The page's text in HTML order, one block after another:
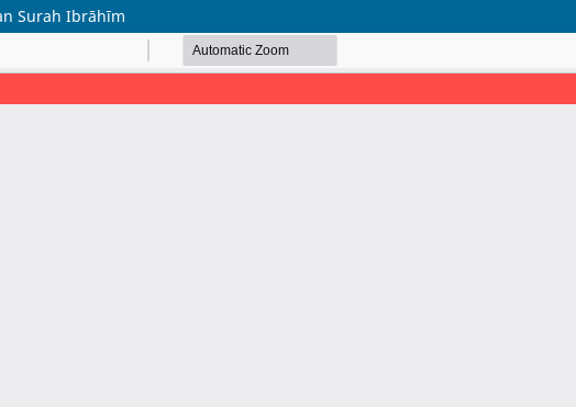
Surah Ibrāhīm